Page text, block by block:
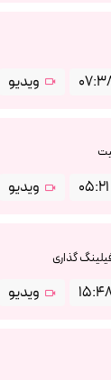
ویدیو
05:21 ویدیو
گذاری
ویدیو